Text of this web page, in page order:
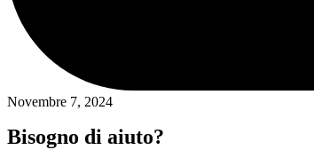
Novembre 7, 2024
Bisogno di aiuto?